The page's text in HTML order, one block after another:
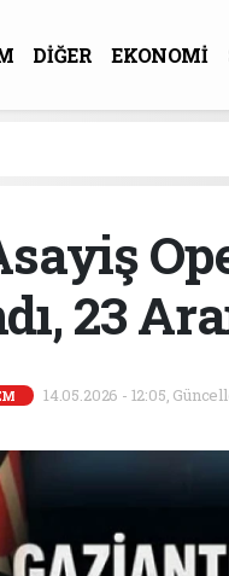
DİĞER EKONOMİ
23
14.05.2026 - 12:05,